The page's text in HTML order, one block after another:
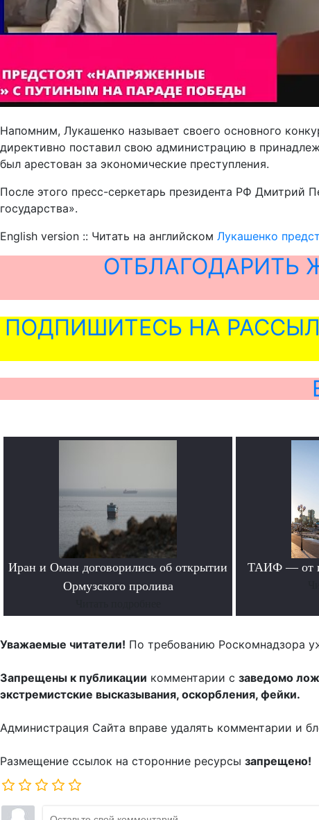
Напомним, Лукашенко называет своего основного
директивно поставил свою администрацию в
был арестован за экономические преступления.
После этого пресс-серкетарь президента РФ Дмитрий
государства».
English version :: Читать на английском Лукашенко
ОТБЛАГОДАРИТЬ
ПОДПИШИТЕСЬ НА
Иран и Оман договорились об открытии
Ормузского пролива
ТАИФ — от
Уважаемые читатели! По требованию Роскомнадзора
Запрещены к публикации комментарии с заведомо
экстремистские высказывания, оскорбления, фейки.
Администрация Сайта вправе удалять комментарии и
Размещение ссылок на сторонние ресурсы запрещено!